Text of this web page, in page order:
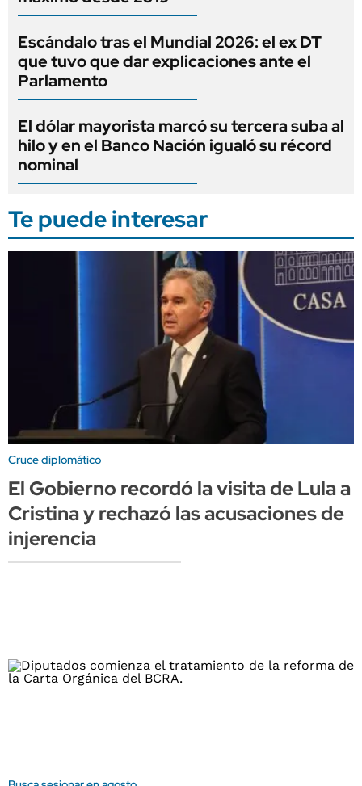
Escándalo tras el Mundial 2026: el ex DT
que tuvo que dar explicaciones ante el
Parlamento
El dólar mayorista marcó su tercera suba al
hilo y en el Banco Nación igualó su récord
nominal
Te puede interesar
Cruce diplomático
El Gobierno recordó la visita de Lula a
Cristina y rechazó las acusaciones de
injerencia